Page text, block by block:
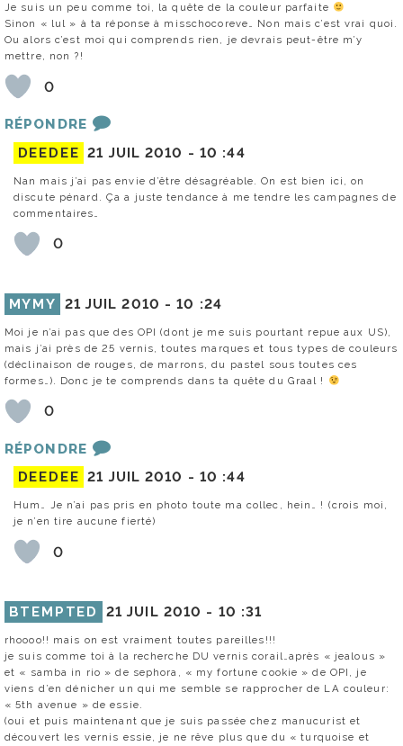
Je suis un peu comme toi, la quête de la couleur parfaite
Sinon « lul » à ta réponse à misschocoreve… Non mais c’est vrai quoi.
Ou alors c’est moi qui comprends rien, je devrais peut-être m’y
mettre, non ?!
0
RÉPONDRE
DEEDEE 21 JUIL 2010 - 10 :44
Nan mais j’ai pas envie d’être désagréable. On est bien ici, on
discute pénard. Ça a juste tendance à me tendre les campagnes de
commentaires…
0
MYMY 21 JUIL 2010 -10 :24
Moi je n’ai pas que des OPI (dont je me suis pourtant repue aux US),
mais j’ai près de 25 vernis, toutes marques et tous types de couleurs
(déclinaison de rouges, de marrons, du pastel sous toutes ces
formes…). Donc je te comprends dans ta quête du Graal !
0
RÉPONDRE
DEEDEE 21 JUIL 2010 - 10 :44
Hum… Je n’ai pas pris en photo toute ma collec, hein… ! (crois moi,
je n’en tire aucune fierté)
0
BTEMPTED 21 JUIL 2010 - 10 :31
rhoooo!! mais on est vraiment toutes pareilles!!!
je suis comme toi à la recherche DU vernis corail…après « jealous »
et « samba in rio » de sephora, « my fortune cookie » de OPI, je
viens d’en dénicher un qui me semble se rapprocher de LA couleur:
« 5th avenue » de essie.
(oui et puis maintenant que je suis passée chez manucurist et
découvert les vernis essie, je ne rêve plus que du « turquoise et